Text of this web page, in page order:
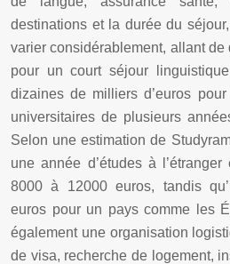
destinations et la durée du
varier considérablement, allant de
pour un court séjour
dizaines de milliers d’euros
universitaires de plusieurs
Selon une estimation de
une année d’études à
8000 à 12000 euros, tandis
euros pour un pays comme les
également une organisation
de visa, recherche de logement,